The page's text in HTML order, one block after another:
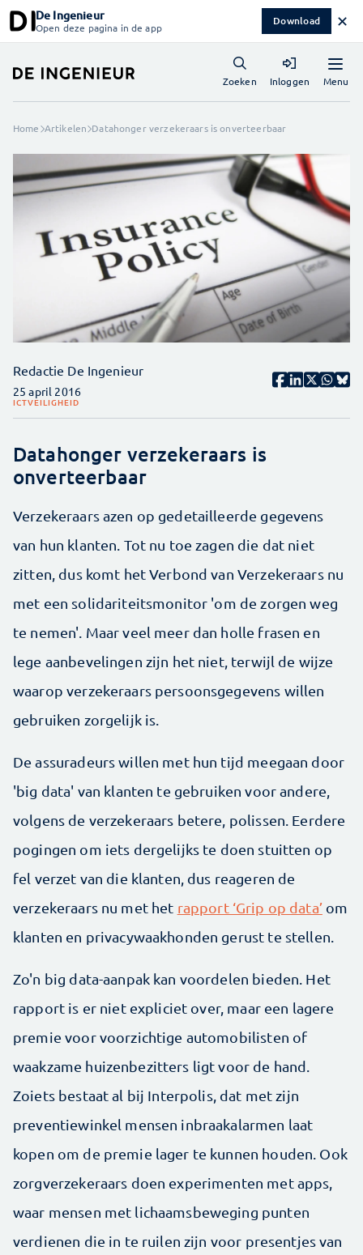
De Ingenieur
Open deze pagina in de app Download ✕
Menu
Zoeken Inloggen
Home Artikelen Datahonger verzekeraars is onverteerbaar
Redactie De Ingenieur
25 april 2016
ICTVEILIGHEID
Datahonger verzekeraars is
onverteerbaar
Verzekeraars azen op gedetailleerde gegevens
van hun klanten. Tot nu toe zagen die dat niet
zitten, dus komt het Verbond van Verzekeraars nu
met een solidariteitsmonitor 'om de zorgen weg
te nemen'. Maar veel meer dan holle frasen en
lege aanbevelingen zijn het niet, terwijl de wijze
waarop verzekeraars persoonsgegevens willen
gebruiken zorgelijk is.
De assuradeurs willen met hun tijd meegaan door
'big data' van klanten te gebruiken voor andere,
volgens de verzekeraars betere, polissen. Eerdere
pogingen om iets dergelijks te doen stuitten op
fel verzet van die klanten, dus reageren de
verzekeraars nu met het rapport ‘Grip op data’om
klanten en privacywaakhonden gerust te stellen.
Zo'n big data-aanpak kan voordelen bieden. Het
rapport is er niet expliciet over, maar een lagere
premie voor voorzichtige automobilisten of
waakzame huizenbezitters ligt voor de hand.
Zoiets bestaat al bij Interpolis, dat met zijn
preventiewinkel mensen inbraakalarmen laat
kopen om de premie lager te kunnen houden. Ook
zorgverzekeraars doen experimenten met apps,
waar mensen met lichaamsbeweging punten
verdienen die in te ruilen zijn voor presentjes van